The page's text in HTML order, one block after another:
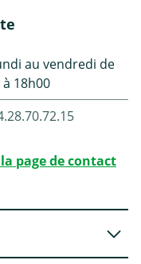
au vendredi de
18h00
page de contact